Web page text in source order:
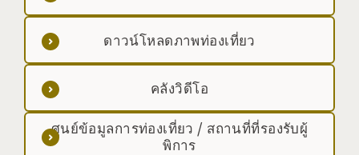
ดาวน์โหลดภาพท่องเที่ยว
คลังวิดีโอ
ศูนย์ข้อมูลการท่องเที่ยว / สถานที่ที่รองรับผู้
พิการ